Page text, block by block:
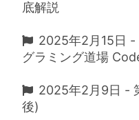
底解説
2025年2月15日 -
グラミング道場
2025年2月9日 -
後)